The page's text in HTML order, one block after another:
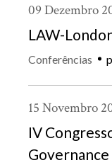
09 Dezembro
LAW-
Conferências
15 Novembro
IV
Governance